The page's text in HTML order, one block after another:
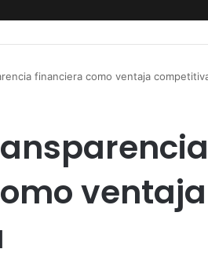
financiera como ventaja
ventaja